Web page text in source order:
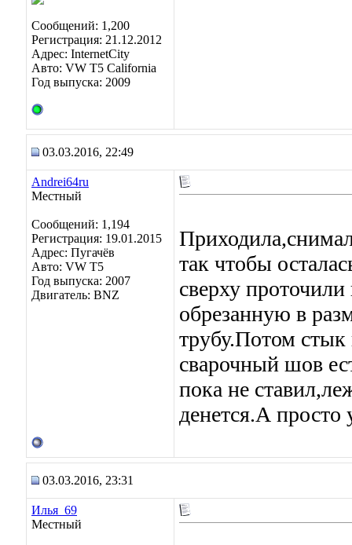
Сообщений: 1,200
Регистрация: 21.12.2012
Адрес: InternetCity
Авто: VW T5 California
Год выпуска: 2009
03.03.2016, 22:49
Andrei64ru
Местный
Сообщений: 1,194
Регистрация: 19.01.2015
Адрес: Пугачёв
Авто: VW T5
Год выпуска: 2007
Двигатель: BNZ
так чтобы
сверху проточили
обрезанную в
трубу.Потом стык
сварочный шов
пока не
денется.А просто
03.03.2016, 23:31
Илья_69
Местный